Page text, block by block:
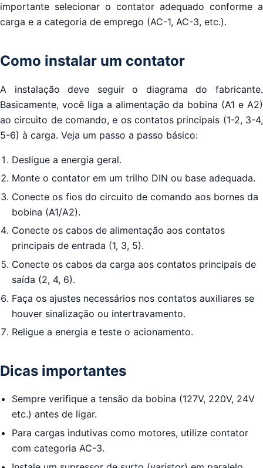
importante selecionar o contator adequado conforme a
carga e a categoria de emprego (AC-1, AC-3, etc.).
Como instalar um contator
A instalação deve seguir o diagrama do fabricante.
Basicamente, você liga a alimentação da bobina (A1 e A2)
ao circuito de comando, e os contatos principais (1-2, 3-4,
5-6) à carga. Veja um passo a passo básico:
Desligue a energia geral.
Monte o contator em um trilho DIN ou base adequada.
Conecte os fios do circuito de comando aos bornes da
bobina (A1/A2).
Conecte os cabos de alimentação aos contatos
principais de entrada (1, 3, 5).
Conecte os cabos da carga aos contatos principais de
saída (2, 4, 6).
Faça os ajustes necessários nos contatos auxiliares se
houver sinalização ou intertravamento.
Religue a energia e teste o acionamento.
Dicas importantes
Sempre verifique a tensão da bobina (127V, 220V, 24V
etc.) antes de ligar.
Para cargas indutivas como motores, utilize contator
com categoria AC-3.